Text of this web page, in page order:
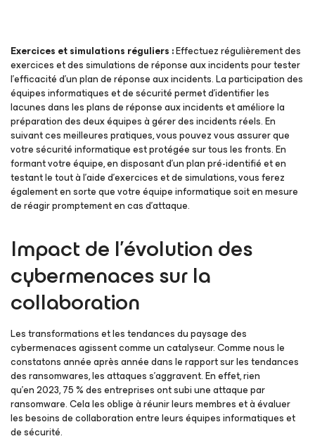
Exercices et simulations réguliers :Effectuez régulièrement des
exercices et des simulations de réponse aux incidents pour tester
l’efficacité d’un plan de réponse aux incidents. La participation des
équipes informatiques et de sécurité permet d’identifier les
lacunes dans les plans de réponse aux incidents et améliore la
préparation des deux équipes à gérer des incidents réels. En
suivant ces meilleures pratiques, vous pouvez vous assurer que
votre sécurité informatique est protégée sur tous les fronts. En
formant votre équipe, en disposant d’un plan pré-identifié et en
testant le tout à l’aide d’exercices et de simulations, vous ferez
également en sorte que votre équipe informatique soit en mesure
de réagir promptement en cas d’attaque.
Impact de l’évolution des
cybermenaces sur la
collaboration
Les transformations et les tendances du paysage des
cybermenaces agissent comme un catalyseur. Comme nous le
constatons année après année dans le rapport sur les tendances
des ransomwares, les attaques s’aggravent. En effet, rien
qu’en 2023, 75 % des entreprises ont subi une attaque par
ransomware. Cela les oblige à réunir leurs membres et à évaluer
les besoins de collaboration entre leurs équipes informatiques et
de sécurité.